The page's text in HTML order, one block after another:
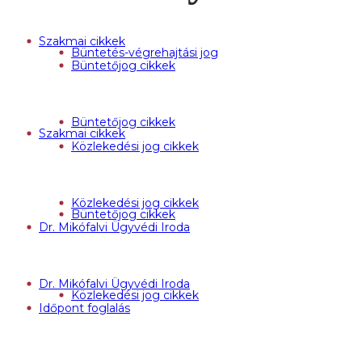
Büntetőjog cikkek
Közlekedési jog cikkek
Dr. Mikófalvi Ügyvédi Iroda
Időpont foglalás
Szakmai cikkek
Büntetőjog cikkek
Közlekedési jog cikkek
Dr. Mikófalvi Ügyvédi Iroda
Büntetés-végrehajtási jog
Szakmai cikkek
Büntetőjog cikkek
Közlekedési jog cikkek